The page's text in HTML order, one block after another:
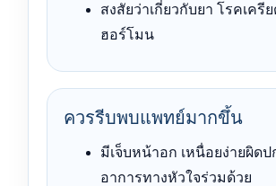
สงสัยว่าเกี่ยวกับยา โรคเครี
ฮอร์โมน
ควรรีบพบแพทย์มากขึ้น
มีเจ็บหน้าอก เหนื่อยง่ายผิด
อาการทางหัวใจร่วมด้วย